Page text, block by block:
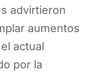
advirtieron
aumentos
actual
por la